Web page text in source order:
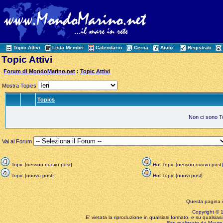
Topic Attivi Lista Membri Calendario Cerca Aiuto Registrati
Topic Attivi
Forum di MondoMarino.net :Topic Attivi
Mostra Topics
Topics
Non ci sono
Vai al Forum
Topic [nessun nuovo post]
Hot Topic [nessun nuovo post]
Topic [nuovo post]
Hot Topic [nuovi post]
Questa pagina
Copyright ©
E' vietata la riproduzione in qualsiasi formato, e su